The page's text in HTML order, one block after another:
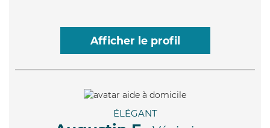
Afficher le profil
ÉLÉGANT